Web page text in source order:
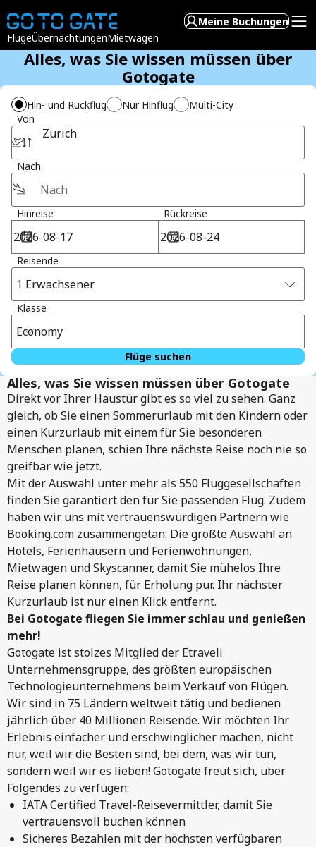
FlügeÜbernachtungenMietwagen
Meine Buchungen
Alles, was Sie wissen müssen über
Gotogate
Hin- und Rückflug Nur Hinflug
Multi-City
Von
Zurich
Nach
Hinreise Rückreise
Reisende
1 Erwachsener
Klasse
Economy
Flüge suchen
Alles, was Sie wissen müssen über Gotogate
Direkt vor Ihrer Haustür gibt es so viel zu sehen. Ganz
gleich, ob Sie einen Sommerurlaub mit den Kindern oder
einen Kurzurlaub mit einem für Sie besonderen
Menschen planen, schien Ihre nächste Reise noch nie so
greifbar wie jetzt.
Mit der Auswahl unter mehr als 550 Fluggesellschaften
finden Sie garantiert den für Sie passenden Flug. Zudem
haben wir uns mit vertrauenswürdigen Partnern wie
Booking.com zusammengetan: Die größte Auswahl an
Hotels, Ferienhäusern und Ferienwohnungen,
Mietwagen und Skyscanner, damit Sie mühelos Ihre
Reise planen können, für Erholung pur. Ihr nächster
Kurzurlaub ist nur einen Klick entfernt.
Bei Gotogate fliegen Sie immer schlau und genießen
mehr!
Gotogate ist stolzes Mitglied der Etraveli
Unternehmensgruppe, des größten europäischen
Technologieunternehmens beim Verkauf von Flügen.
Wir sind in 75 Ländern weltweit tätig und bedienen
jährlich über 40 Millionen Reisende. Wir möchten Ihr
Erlebnis einfacher und erschwinglicher machen, nicht
nur, weil wir die Besten sind, bei dem, was wir tun,
sondern weil wir es lieben! Gotogate freut sich, über
Folgendes zu verfügen:
IATA Certified Travel-Reisevermittler, damit Sie
vertrauensvoll buchen können
Sicheres Bezahlen mit der höchsten verfügbaren